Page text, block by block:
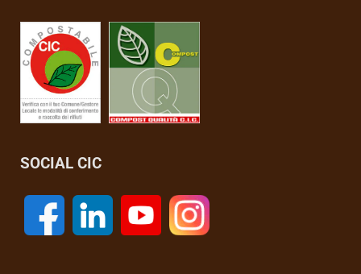
SOCIAL CIC